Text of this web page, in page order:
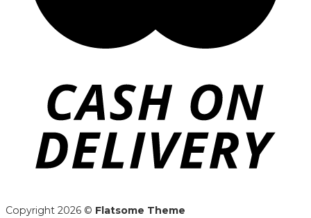
Copyright 2026 © Flatsome Theme